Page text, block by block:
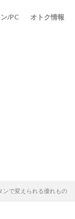
/PC オトク情報
ンで変えられる優れもの